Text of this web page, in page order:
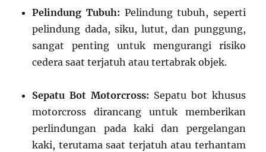
Pelindung Tubuh: Pelindung tubuh, seperti
pelindung dada, siku, lutut, dan punggung,
sangat penting untuk mengurangi risiko
cedera saat terjatuh atau tertabrak objek.
Sepatu Bot Motorcross: Sepatu bot khusus
motorcross dirancang untuk memberikan
perlindungan pada kaki dan pergelangan
kaki, terutama saat terjatuh atau terhantam